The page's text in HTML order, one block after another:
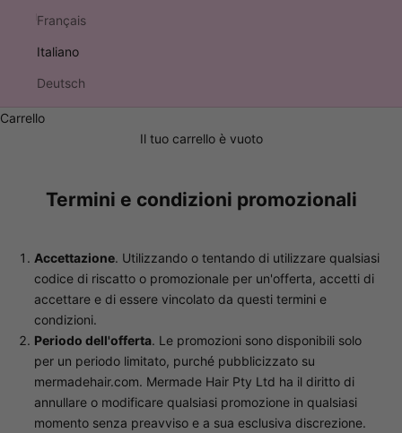
Français
Italiano
Deutsch
Carrello
Il tuo carrello è vuoto
Termini e condizioni promozionali
Accettazione. Utilizzando o tentando di utilizzare qualsiasi
codice di riscatto o promozionale per un'offerta, accetti di
accettare e di essere vincolato da questi termini e
condizioni.
Periodo dell'offerta. Le promozioni sono disponibili solo
per un periodo limitato, purché pubblicizzato su
mermadehair.com. Mermade Hair Pty Ltd ha il diritto di
annullare o modificare qualsiasi promozione in qualsiasi
momento senza preavviso e a sua esclusiva discrezione.